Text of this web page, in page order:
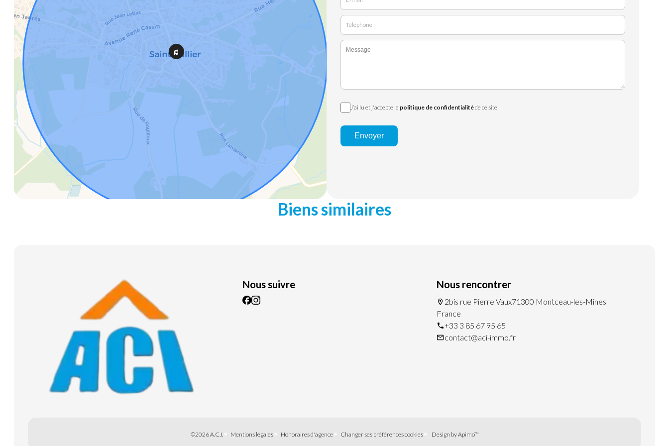
J’ai lu et j'accepte la politique de confidentialitéde ce site
Envoyer
Biens similaires
Nous suivre Nous rencontrer
2bis rue Pierre Vaux71300 Montceau-les-Mines
France
+33 3 85 67 95 65
contact@aci-immo.fr
©2026 A.C.I. Mentions légales Honoraires d'agence Changer ses préférences cookies Design byApimo™